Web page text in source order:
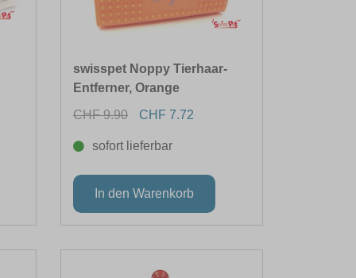
swisspet Noppy Tierhaar-
Entferner, Orange
CHF 9.90
CHF 7.72
sofort lieferbar